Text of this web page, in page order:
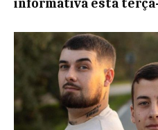
informativa esta